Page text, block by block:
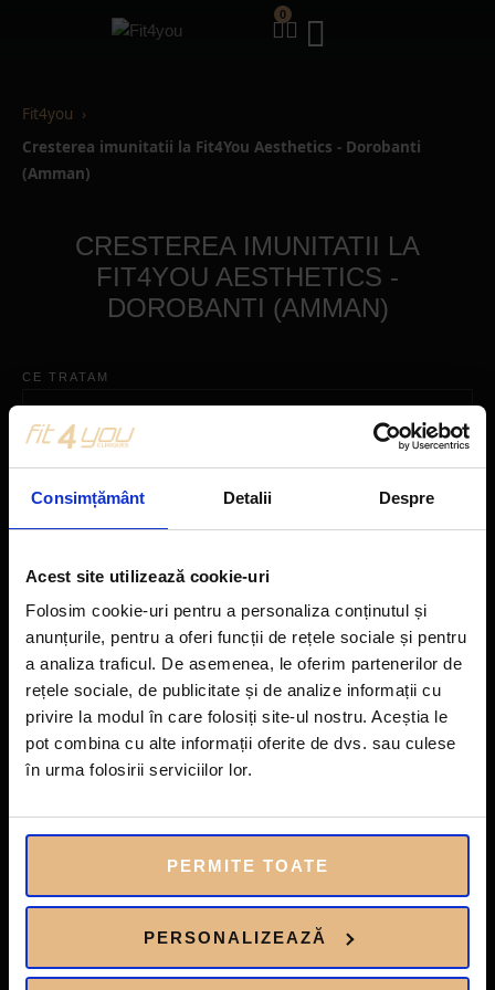
Consimțământ Detalii Despre
Acest site utilizează cookie-uri
Folosim cookie-uri pentru a personaliza conținutul și
anunțurile, pentru a oferi funcții de rețele sociale și pentru
a analiza traficul. De asemenea, le oferim partenerilor de
rețele sociale, de publicitate și de analize informații cu
privire la modul în care folosiți site-ul nostru. Aceștia le
pot combina cu alte informații oferite de dvs. sau culese
în urma folosirii serviciilor lor.
PERMITE TOATE
PERSONALIZEAZĂ
0
Fit4you
Cresterea imunitatii la Fit4You Aesthetics - Dorobanti
(Amman)
CRESTEREA IMUNITATII LA
FIT4YOU AESTHETICS -
DOROBANTI (AMMAN)
CE TRATAM
CAUTA TRATAMENT
Nu am gasit proprietati conform criteriilor selectate.
intarirea sistemului imunitar si prevenirea bolilor.
Fit4You Aesthetics divizia de estetica medicala a Fit4You:
estetica medicala